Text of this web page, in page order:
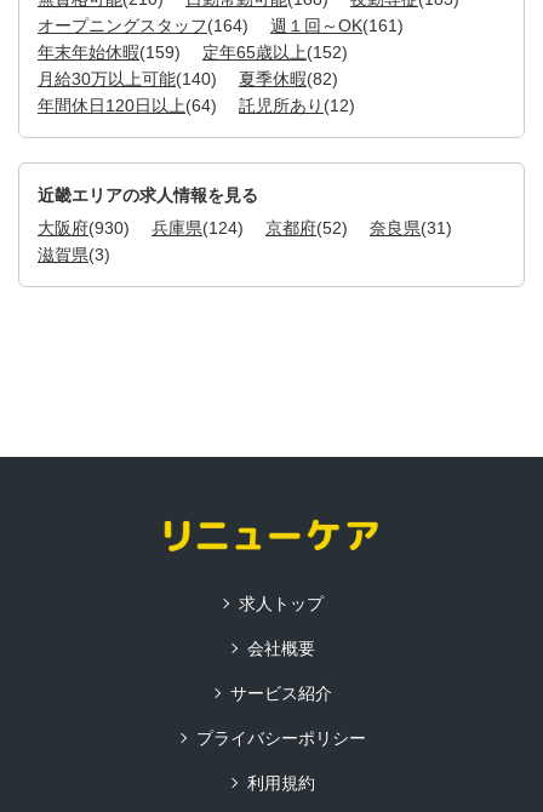
オープニングスタッフ(164) 週１回～OK(161)
年末年始休暇(159) 定年65歳以上(152)
月給30万以上可能(140) 夏季休暇(82)
年間休日120日以上(64) 託児所あり (12)
近畿エリアの求人情報を見る
大阪府(930) 兵庫県(124) 京都府(52) 奈良県(31)
滋賀県(3)
求人トップ
会社概要
サービス紹介
プライバシーポリシー
利用規約